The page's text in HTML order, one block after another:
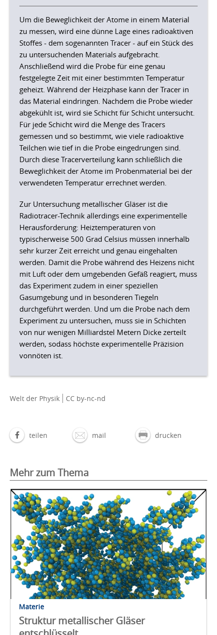
Um die Beweglichkeit der Atome in einem Material
zu messen, wird eine dünne Lage eines radioaktiven
Stoffes - dem sogenannten Tracer - auf ein Stück des
zu untersuchenden Materials aufgebracht.
Anschließend wird die Probe für eine genau
festgelegte Zeit mit einer bestimmten Temperatur
geheizt. Während der Heizphase kann der Tracer in
das Material eindringen. Nachdem die Probe wieder
abgekühlt ist, wird sie Schicht für Schicht untersucht.
Für jede Schicht wird die Menge des Tracers
gemessen und so bestimmt, wie viele radioaktive
Teilchen wie tief in die Probe eingedrungen sind.
Durch diese Tracerverteilung kann schließlich die
Beweglichkeit der Atome im Probenmaterial bei der
verwendeten Temperatur errechnet werden.
Zur Untersuchung metallischer Gläser ist die
Radiotracer-Technik allerdings eine experimentelle
Herausforderung: Heiztemperaturen von
typischerweise 500 Grad Celsius müssen innerhalb
sehr kurzer Zeit erreicht und genau eingehalten
werden. Damit die Probe während des Heizens nicht
mit Luft oder dem umgebenden Gefäß reagiert, muss
das Experiment zudem in einer speziellen
Gasumgebung und in besonderen Tiegeln
durchgeführt werden. Und um die Probe nach dem
Experiment zu untersuchen, muss sie in Schichten
von nur wenigen Milliardstel Metern Dicke zerteilt
werden, sodass höchste experimentelle Präzision
vonnöten ist.
Welt der Physik CC by-nc-nd
teilen mail drucken
Mehr zum Thema
Materie
Struktur metallischer Gläser